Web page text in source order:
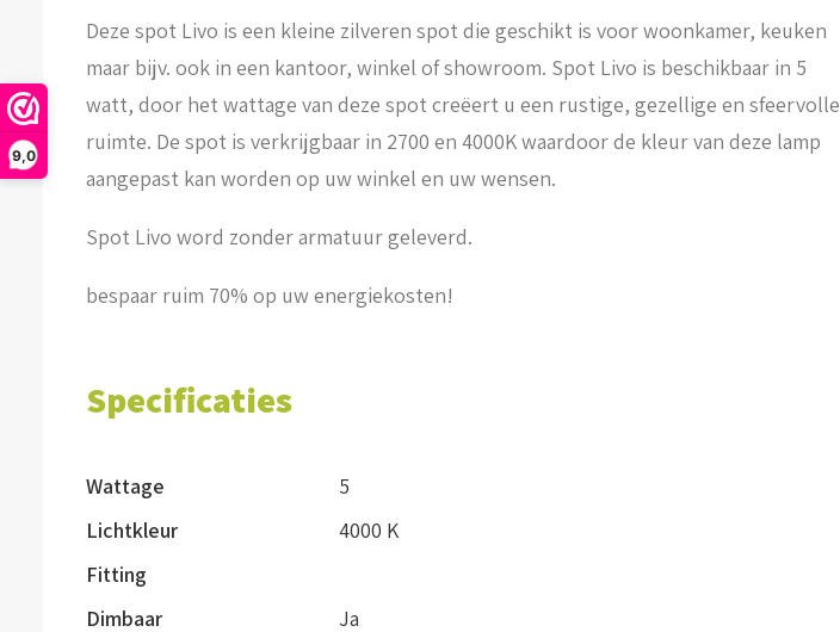
9,0
Deze spot Livo is een kleine zilveren spot die geschikt is voor woonkamer, keuken
maar bijv. ook in een kantoor, winkel of showroom. Spot Livo is beschikbaar in 5
watt, door het wattage van deze spot creëert u een rustige, gezellige en sfeervolle
ruimte. De spot is verkrijgbaar in 2700 en 4000K waardoor de kleur van deze lamp
aangepast kan worden op uw winkel en uw wensen.
Spot Livo word zonder armatuur geleverd.
bespaar ruim 70% op uw energiekosten!
Specificaties
Wattage
5
Lichtkleur
4000 K
Fitting
Dimbaar
Ja